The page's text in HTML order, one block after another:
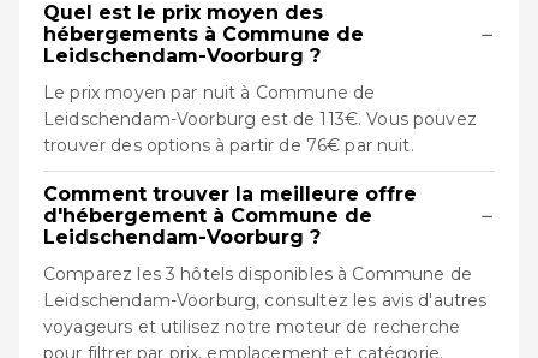
Quel est le prix moyen des
hébergements à Commune de
Leidschendam-Voorburg ?
−
Le prix moyen par nuit à Commune de
Leidschendam-Voorburg est de 113€. Vous pouvez
trouver des options à partir de 76€ par nuit.
Comment trouver la meilleure offre
d'hébergement à Commune de
Leidschendam-Voorburg ?
−
Comparez les 3 hôtels disponibles à Commune de
Leidschendam-Voorburg, consultez les avis d'autres
voyageurs et utilisez notre moteur de recherche
pour filtrer par prix, emplacement et catégorie.